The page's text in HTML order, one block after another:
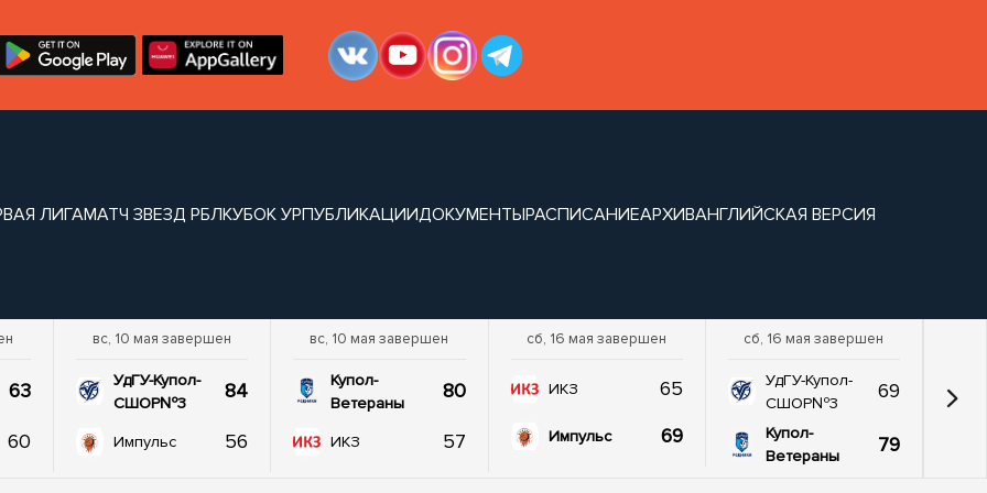
ЛИГАМАТЧ ЗВЕЗД РБЛКУБОК УРПУБЛИКАЦИИДОКУМЕНТЫРАСПИСАНИЕАРХИВАНГЛИЙСКАЯ ВЕРСИЯ
63
60
вс, 10 мая завершен
УдГУ-Купол-
СШОР№3
84
Импульс 56
вс, 10 мая завершен
Купол-
Ветераны
80
ИКЗ 57
сб, 16 мая завершен
ИКЗ 65
Импульс 69
сб, 16 мая завершен
УдГУ-Купол-
СШОР№3
69
Купол-
Ветераны
79